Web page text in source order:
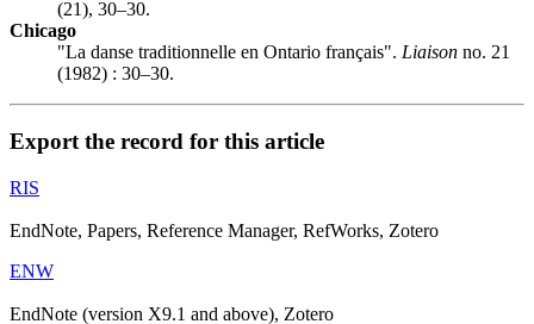
(21), 30–30.
Chicago
"La danse traditionnelle en Ontario français". Liaison no. 21
(1982) : 30–30.
Export the record for this article
RIS
EndNote, Papers, Reference Manager, RefWorks, Zotero
ENW
EndNote (version X9.1 and above), Zotero